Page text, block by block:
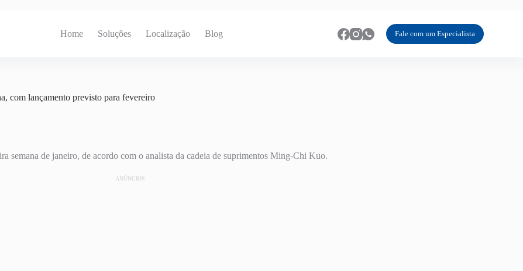
Home Soluções Localização Blog Fale com um Especialista
com lançamento previsto para fevereiro
semana de janeiro, de acordo com o analista da cadeia de suprimentos Ming-Chi Kuo.
ANÚNCIOS